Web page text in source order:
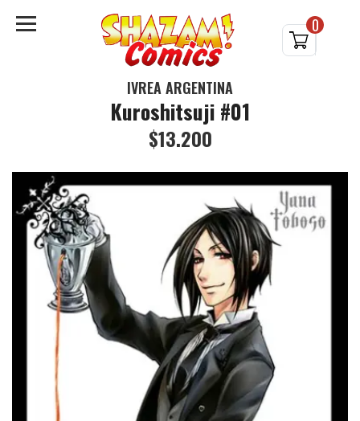
0
IVREA ARGENTINA
Kuroshitsuji #01
$13.200